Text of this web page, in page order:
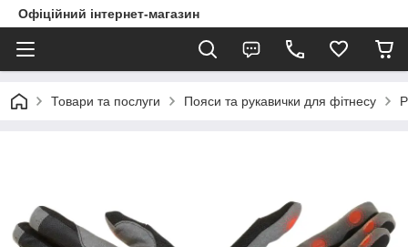
Офіційний інтернет-магазин
Товари та послуги Пояси та рукавички для фітнесу